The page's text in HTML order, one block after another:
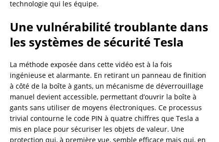
technologie qui les équipe.
Une vulnérabilité troublante dans
les systèmes de sécurité Tesla
La méthode exposée dans cette vidéo est à la fois
ingénieuse et alarmante. En retirant un panneau de finition
à côté de la boîte à gants, un mécanisme de déverrouillage
manuel devient accessible, permettant d’ouvrir la boîte à
gants sans utiliser de moyens électroniques. Ce processus
trivial contourne le code PIN à quatre chiffres que Tesla a
mis en place pour sécuriser les objets de valeur. Une
protection qui, à première vue, semble efficace mais qui, en